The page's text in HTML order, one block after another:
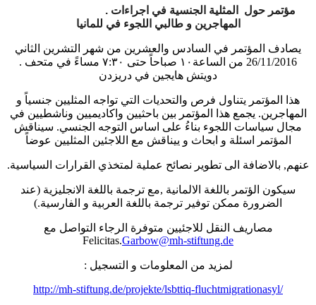
. مؤتمر حول المثلية الجنسية في اجراءات
المهاجرين و طالبي اللجوء في للمانيا
يصادف المؤتمر في السادس والعشرين من شهر التشرين الثاني
26/11/2016 من الساعة١٠ صباحاً حتى ٧ :٣٠ مساءً في متحف
.
دويتش هايجين في دريزدن
هذا المؤتمر يتناول فرص والتحديات التي تواجه المثليين جنسياً و
المهاجرين. يجمع هذا المؤتمر بين باحثيين واكاديميين وناشطيين في
مجال سياسات اللجوء بناءُ على اساس التوجه الجنسي. سيناقش
المؤتمر اسئلة و ابحاث و ييناقش مع اللاجئين المثليين عوضاً
. عنهم, بالاضافة الى تطوير نصائح عملية لمتخذي القرارات السياسية
سيكون الؤتمر باللغة الالمانية ,مع ترجمة باللغة الانجليزية (عند
الضرورة ممكن توفير ترجمة باللغة العربية و الفارسية.)
مصاريف النقل للاجئيين متوفرة الرجاء التواصل مع
Felicitas.Garbow@mh-stiftung.de
: لمزيد من المعلومات و التسجيل
http://mh-stiftung.de/projekte/lsbttiq-fluchtmigrationasyl/